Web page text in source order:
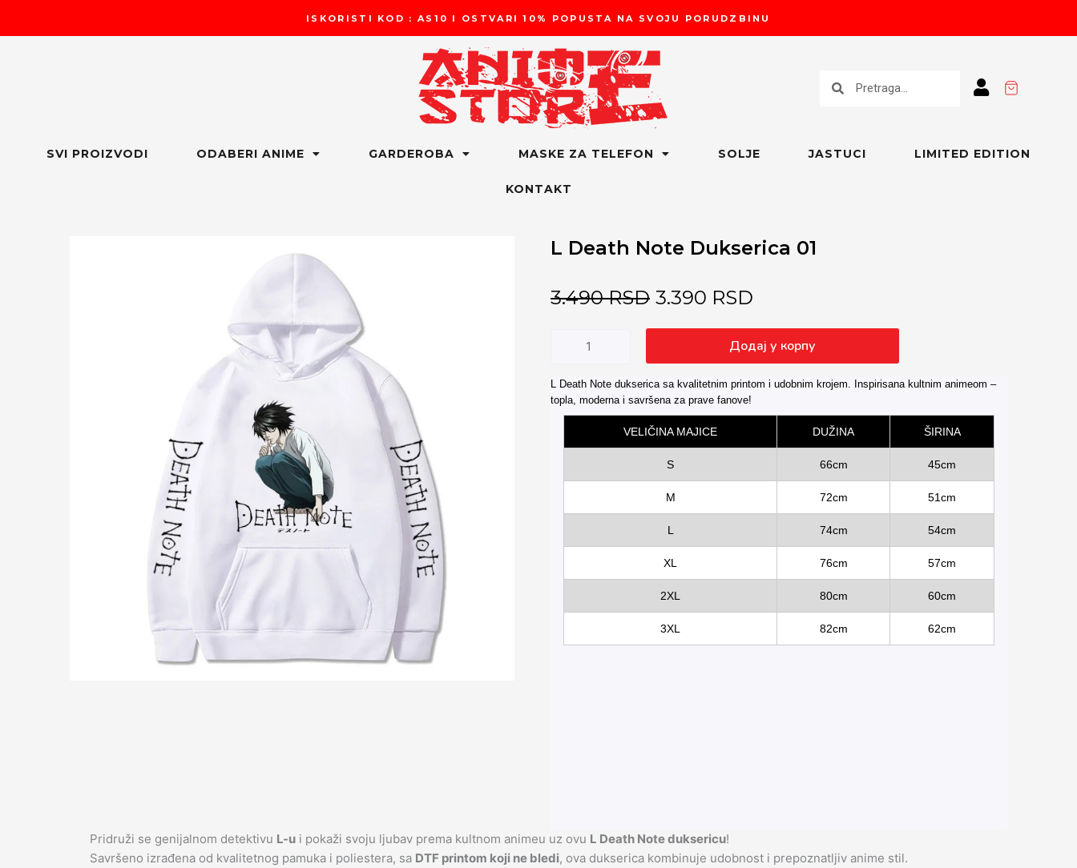
ISKORISTI KOD : AS10 I OSTVARI 10% POPUSTA NA SVOJU PORUDZBINU
SVI PROIZVODI ODABERI ANIME GARDEROBA MASKE ZA TELEFON SOLJE JASTUCI LIMITED EDITION
KONTAKT
L Death Note Dukserica 01
3.490RSD 3.390 RSD
Dukserica
Додај у корпу
L Death Note dukserica sa kvalitetnim printom i udobnim krojem. Inspirisana kultnim animeom –
topla, moderna i savršena za prave fanove!
VELIČINA MAJICE DUŽINA ŠIRINA
S 66cm 45cm
M 72cm 51cm
L 74cm 54cm
XL 76cm 57cm
2XL 80cm 60cm
3XL 82cm 62cm
Pridruži se genijalnom detektivu L-u i pokaži svoju ljubav prema kultnom animeu uz ovu L Death Note duksericu!
Savršeno izrađena od kvalitetnog pamuka i poliestera, sa DTF printom koji ne bledi, ova dukserica kombinuje udobnost i prepoznatljiv anime stil.